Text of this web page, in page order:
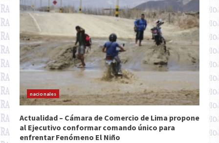
nacionales
Actualidad – Cámara de Comercio de Lima propone
al Ejecutivo conformar comando único para
enfrentar Fenómeno El Niño